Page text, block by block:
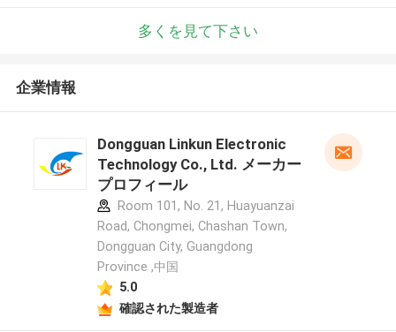
多くを見て下さい
企業情報
Dongguan Linkun Electronic
Technology Co., Ltd. メーカー
プロフィール
Room 101, No. 21, Huayuanzai
Road, Chongmei, Chashan Town,
Dongguan City, Guangdong
Province ,中国
5.0
確認された製造者